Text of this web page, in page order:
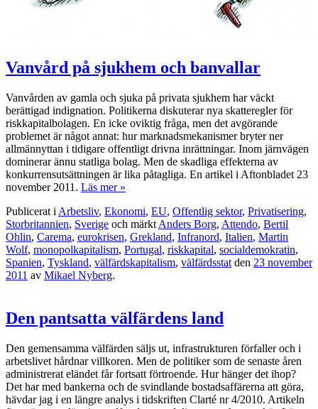
Vanvård på sjukhem och banvallar
Vanvården av gamla och sjuka på privata sjukhem har väckt
berättigad indignation. Politikerna diskuterar nya skatteregler för
riskkapitalbolagen. En icke oviktig fråga, men det avgörande
problemet är något annat: hur marknadsmekanismer bryter ner
allmännyttan i tidigare offentligt drivna inrättningar. Inom järnvägen
dominerar ännu statliga bolag. Men de skadliga effekterna av
konkurrensutsättningen är lika påtagliga. En artikel i Aftonbladet 23
november 2011. Läs mer »
Publicerat i Arbetsliv, Ekonomi, EU, Offentlig sektor, Privatisering,
Storbritannien, Sverige och märkt Anders Borg, Attendo, Bertil
Ohlin, Carema, eurokrisen, Grekland, Infranord, Italien, Martin
Wolf, monopolkapitalism, Portugal, riskkapital, socialdemokratin,
Spanien, Tyskland, välfärdskapitalism, välfärdsstat den 23 november
2011 av Mikael Nyberg.
Den pantsatta välfärdens land
Den gemensamma välfärden säljs ut, infrastrukturen förfaller och i
arbetslivet hårdnar villkoren. Men de politiker som de senaste åren
administrerat eländet får fortsatt förtroende. Hur hänger det ihop?
Det har med bankerna och de svindlande bostadsaffärerna att göra,
hävdar jag i en längre analys i tidskriften Clarté nr 4/2010. Artikeln